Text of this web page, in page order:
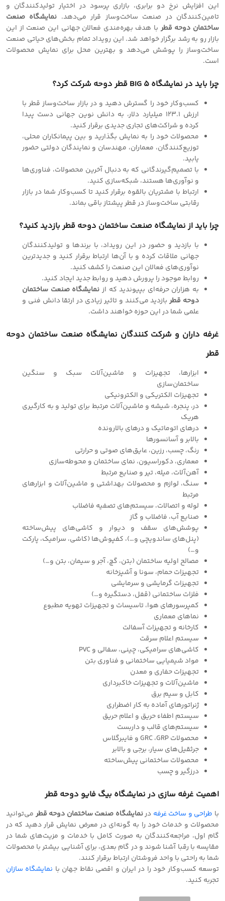
این افزایش نرخ دو برابری، بازاری پرسود در اختیار تولیدکنندگان و
تامین‌کنندگان در صنعت ساخت‌وساز قرار می‌دهد. نمایشگاه صنعت
ساختمان دوحه قطر با هدف بهره‌مندی فعالان جهانی این صنعت از این
بازار رو به رشد برگزار خواهد شد. این رویداد تمام بخش‌های حیاتی صنعت
ساخت‌وساز را پوشش می‌دهد و بهترین محل برای نمایش محصولات
است.
چرا باید در نمایشگاه BIG 5 قطر دوحه شرکت کرد؟
کسب‌وکار خود را گسترش دهید و در بازار ساخت‌وساز قطر با
ارزش ۱۲۳.۱ میلیارد دلار، به دانش نوین جهانی دست پیدا
کرده و شراکت‌های تجاری جدیدی برقرار کنید.
محصولات خود را به نمایش بگذارید و بین پیمانکاران محلی،
توزیع‌کنندگان، معماران، مهندسان و نمایندگان دولتی حضور
یابید.
با تصمیم‌گیرندگانی که به دنبال آخرین محصولات، فناوری‌ها
و نوآوری‌ها هستند، شبکه‌سازی کنید.
ارتباط با مشتریان بالقوه برقرار کنید تا کسب‌وکار شما در بازار
رقابتی ساخت‌وساز در قطر پیشتاز باقی بماند.
چرا باید از نمایشگاه صنعت ساختمان دوحه قطر بازدید کنید؟
با بازدید و حضور در این رویداد، با برندها و تولیدکنندگان
جهانی ملاقات کرده و با آن‌ها ارتباط برقرار کنید و جدیدترین
نوآوری‌های فعالان این صنعت را کشف کنید.
روابط موجود را پرورش دهید و روابط جدید ایجاد کنید.
به هزاران حرفه‌ای بپیوندید که از نمایشگاه صنعت ساختمان
دوحه قطربازدید می‌کنند و تاثیر زیادی در ارتقا دانش فنی و
علمی شما در این حوزه خواهند داشت.
غرفه داران و شرکت کنندگان نمایشگاه صنعت ساختمان دوحه
قطر
ابزارها، تجهیزات و ماشین‌آلات سبک و سنگین
ساختمان‌سازی
تجهیزات الکتریکی و الکترونیکی
در، پنجره، شیشه و ماشین‌آلات مرتبط برای تولید و به کارگیری
هریک
درهای اتوماتیک و درهای بالارونده
بالابر و آسانسورها
رنگ، چسب، رزین، عایق‌های صوتی و حرارتی
معماری، دکوراسیون، نمای ساختمان و محوطه‌سازی
آهن‌آلات، میله، تیر و صنایع مرتبط
سنگ، لوازم و محصولات بهداشتی و ماشین‌آلات و ابزارهای
مرتبط
لوله و اتصالات، سیستم‌های تصفیه فاضلاب
صنایع آب، فاضلاب و گاز
پوشش‌های سقف و دیوار و کاشی‌های پیش‌ساخته
(پنل‌های ساندویچی و…)، کفپوش‌ها (کاشی، سرامیک، پارکت
و…)
مصالح اولیه ساختمان (بتن، گچ، آجر و سیمان، بتن و…)
تجهیزات حمام، سونا و آشپزخانه
تجهیزات گرمایشی و سرمایشی
فلزات ساختمانی (قفل، دستگیره و…)
کمپرسورهای هوا، تاسیسات و تجهیزات تهویه مطبوع
نماهای معماری
کارخانه و تجهیزات آسفالت
سیستم اعلام سرقت
کاشی‌های سرامیکی، چینی، سفالی و PVC
مواد شیمیایی ساختمانی و فناوری بتن
تجهیزات حفاری و معدن
ماشین‌آلات و تجهیزات خاکبرداری
کابل و سیم برق
ژنراتورهای آماده به کار اضطراری
سیستم اطفاء حریق و اعلام حریق
سیستم‌های قالب و داربست
محصولات GRC ،GRP و فایبرگلاس
جرثقیل‌های سیار، برجی و بالابر
محصولات ساختمانی پیش‌ساخته
درزگیر و چسب
اهمیت غرفه سازی در نمایشگاه بیگ فایو دوحه قطر
با طراحی و‌ ساخت غرفه درنمایشگاه صنعت ساختمان دوحه قطر می‌توانید
محصولات و خدمات خود را به گونه‌ای در معرض نمایش قرار دهید که در
گام اول، مراجعه‌کنندگان به صورت کامل با خدمات و مزیت‌های شما در
مقایسه با رقبا آشنا شوند و در گام بعدی، برای آشنایی بیشتر با محصولات
شما به راحتی با واحد فروشتان ارتباط برقرار کنند.
توسعه کسب‌وکار خود را در ایران و‌ اقصی نقاط جهان با نمایشگاه سازان
تجربه کنید.